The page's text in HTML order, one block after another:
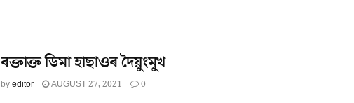
ৰক্তাক্ত ডিমা হাছাওৰ দৈয়ুংমুখ
byeditor AUGUST 27, 2021 0